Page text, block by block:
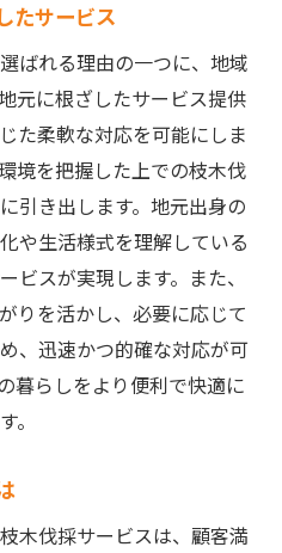
たサービス
ばれる理由の一つに、地域
元に根ざしたサービス提供
た柔軟な対応を可能にしま
境を把握した上での枝木伐
引き出します。地元出身の
や生活様式を理解している
ビスが実現します。また、
りを活かし、必要に応じて
、迅速かつ的確な対応が可
暮らしをより便利で快適に
。
木伐採サービスは、顧客満